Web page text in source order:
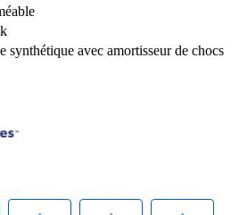
synthétique avec amortisseur de chocs